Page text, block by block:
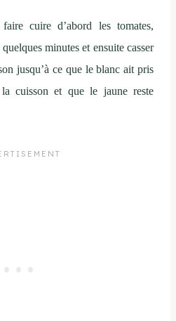
cuire d’abord les tomates,
minutes et ensuite casser
jusqu’à ce que le blanc ait pris
cuisson et que le jaune reste